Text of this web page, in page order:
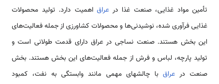
تأمین مواد غذایی، صنعت غذا در عراق اهمیت دارد. تولید محصولات
غذایی فرآوری شده، نوشیدنی‌ها و محصولات کشاورزی از جمله فعالیت‌های
این بخش هستند. صنعت نساجی در عراق دارای قدمت طولانی است و
تولید پارچه، لباس و فرش از جمله فعالیت‌های این بخش هستند. بخش
صنعت در عراقبا چالشهای مهمی مانند وابستگی به نفت، کمبود